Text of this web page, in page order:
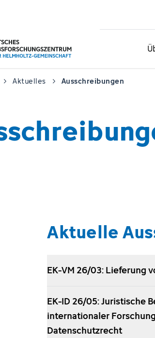
Aktuelles Ausschreibungen
Aktuelle
EK-VM 26/03: Lieferung
EK-ID 26/05: Juristische
internationaler
Datenschutzrecht